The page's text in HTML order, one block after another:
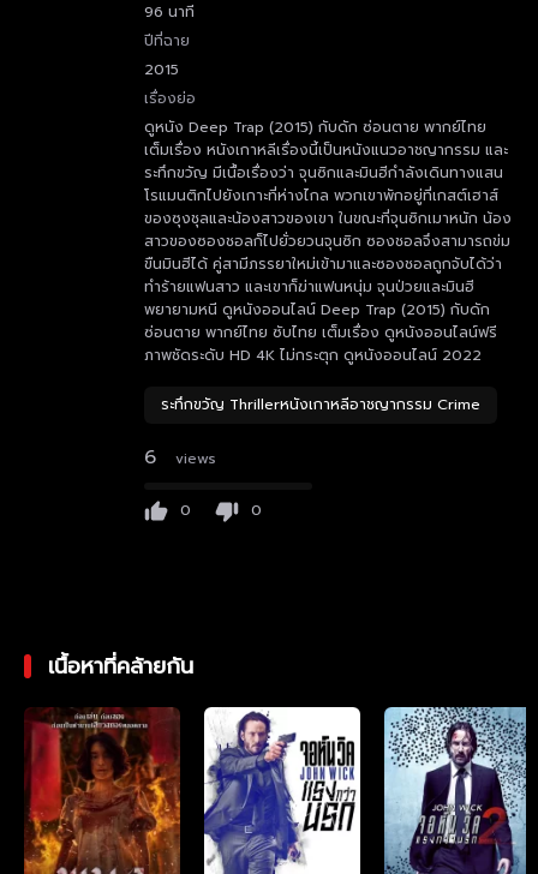
96 นาที
ปีที่ฉาย
2015
เรื่องย่อ
ดูหนัง Deep Trap (2015) กับดัก ซ่อนตาย พากย์ไทย
เต็มเรื่อง หนังเกาหลีเรื่องนี้เป็นหนังแนวอาชญากรรม และ
ระทึกขวัญ มีเนื้อเรื่องว่า จุนซิกและมินฮีกำลังเดินทางแสน
โรแมนติกไปยังเกาะที่ห่างไกล พวกเขาพักอยู่ที่เกสต์เฮาส์
ของซุงชุลและน้องสาวของเขา ในขณะที่จุนซิกเมาหนัก น้อง
สาวของซองชอลก็ไปยั่วยวนจุนซิก ซองชอลจึงสามารถข่ม
ขืนมินฮีได้ คู่สามีภรรยาใหม่เข้ามาและซองชอลถูกจับได้ว่า
ทำร้ายแฟนสาว และเขาก็ฆ่าแฟนหนุ่ม จุนป่วยและมินฮี
พยายามหนี ดูหนังออนไลน์ Deep Trap (2015) กับดัก
ซ่อนตาย พากย์ไทย ซับไทย เต็มเรื่อง ดูหนังออนไลน์ฟรี
ภาพชัดระดับ HD 4K ไม่กระตุก ดูหนังออนไลน์ 2022
ระทึกขวัญ Thrillerหนังเกาหลีอาชญากรรม Crime
6 views
0 0
เนื้อหาที่คล้ายกัน